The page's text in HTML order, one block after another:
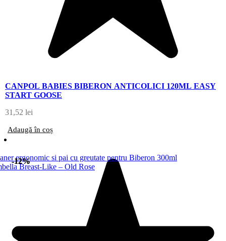
CANPOL BABIES BIBERON ANTICOLICI 120ML EASY
START GOOSE
31,52 lei
Adaugă în coș
-12%
-12%